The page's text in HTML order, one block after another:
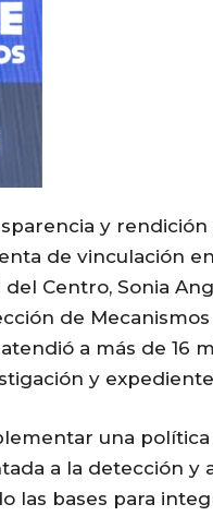
y
de vinculación
Centro, Sonia
de
a más de 16
y
una
a la detección y
las bases para